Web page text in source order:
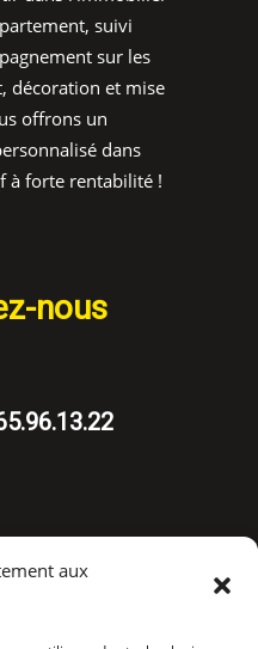
aux
suivi
sur les
décoration et mise
offrons un
dans
à forte rentabilité !
nous